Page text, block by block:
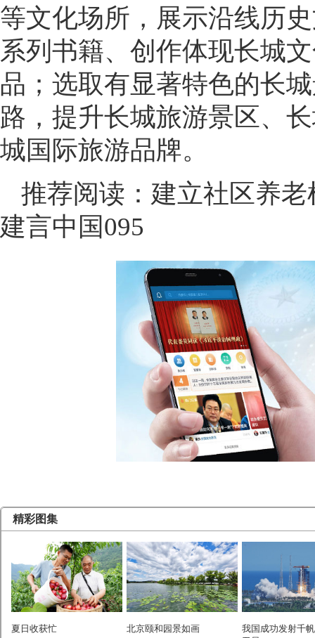
等文化场所，展示沿线历
系列书籍、创作体现长城
品；选取有显著特色的长
路，提升长城旅游景区、
城国际旅游品牌。
推荐阅读： 建立社区养
建言中国095